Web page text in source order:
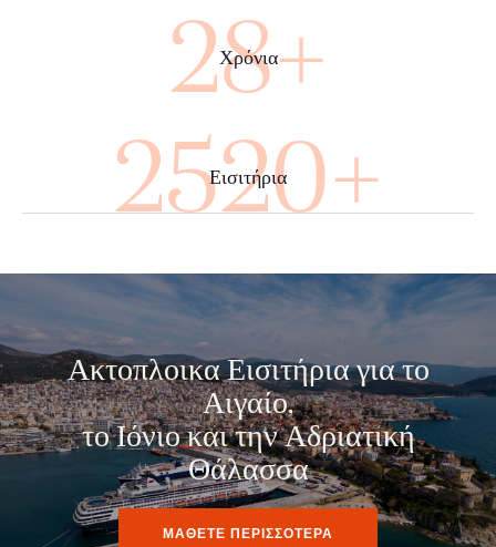
31+
Χρόνια
2720+
Εισιτήρια
Ακτοπλοικα Εισιτήρια για το
Αιγαίο,
το Ιόνιο και την Αδριατική
Θάλασσα
ΜΑΘΕΤΕ ΠΕΡΙΣΣΟΤΕΡΑ